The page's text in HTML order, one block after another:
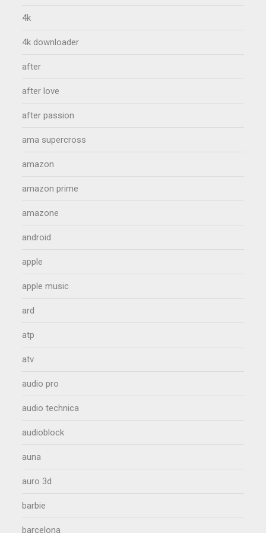
4k
4k downloader
after
after love
after passion
ama supercross
amazon
amazon prime
amazone
android
apple
apple music
ard
atp
atv
audio pro
audio technica
audioblock
auna
auro 3d
barbie
barcelona